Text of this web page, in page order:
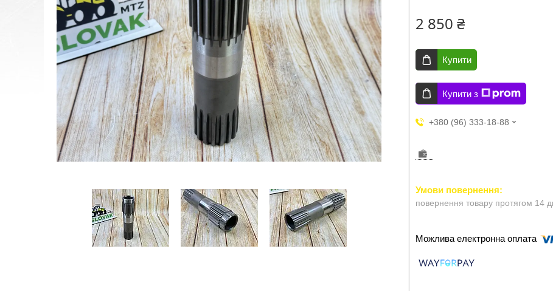
2 850 ₴
Купити
Купити з
+380 (96) 333-18-88
повернення товару протягом 14